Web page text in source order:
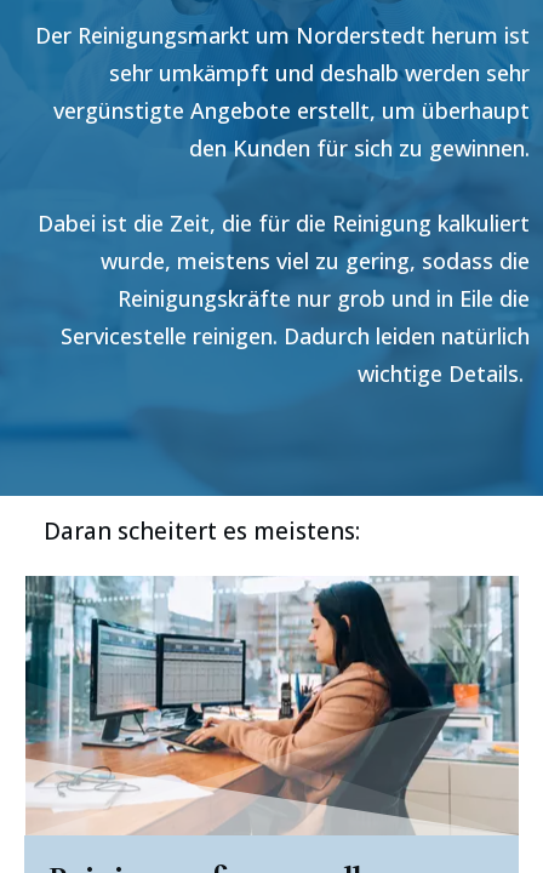
Der Reinigungsmarkt umNorderstedt herum ist
sehr umkämpft und deshalb werden sehr
vergünstigte Angebote erstellt, um überhaupt
den Kunden für sich zu gewinnen.
Dabei ist die Zeit, die für die Reinigung kalkuliert
wurde, meistens viel zu gering, sodass die
Reinigungskräfte nur grob und in Eile die
Servicestelle reinigen. Dadurch leiden natürlich
wichtige Details.
Daran scheitert es meistens: